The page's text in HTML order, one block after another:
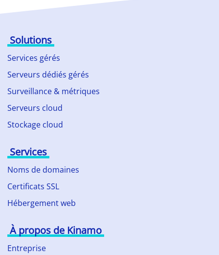
Solutions
Services gérés
Serveurs dédiés gérés
Surveillance & métriques
Serveurs cloud
Stockage cloud
Services
Noms de domaines
Certificats SSL
Hébergement web
À propos de Kinamo
Entreprise